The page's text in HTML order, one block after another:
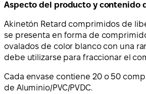
Aspecto del producto y contenido
Akinetón Retard comprimidos de
se presenta en forma de
ovalados de color blanco con una
debe utilizarse para fraccionar el
Cada envase contiene 20 o 50
de Aluminio/PVC/PVDC.